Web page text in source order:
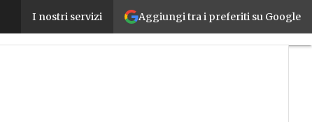
Aggiungi tra i preferiti su Google
I nostri servizi
Non solo freni: Brembo rende gratuita Alchemix,